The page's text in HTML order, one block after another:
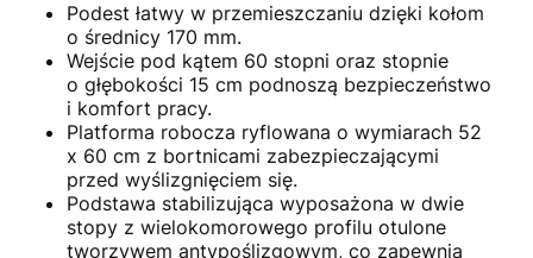
Podest łatwy w przemieszczaniu dzięki kołom
o średnicy 170 mm.
Wejście pod kątem 60 stopni oraz stopnie
o głębokości 15 cm podnoszą bezpieczeństwo
i komfort pracy.
Platforma robocza ryflowana o wymiarach 52
x 60 cm z bortnicami zabezpieczającymi
przed wyślizgnięciem się.
Podstawa stabilizująca wyposażona w dwie
stopy z wielokomorowego profilu otulone
tworzywem antypoślizgowym, co zapewnia